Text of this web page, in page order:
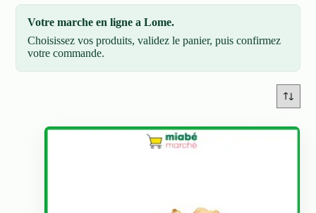
Votre marche en ligne a Lome.
Choisissez vos produits, validez le panier, puis confirmez
votre commande.